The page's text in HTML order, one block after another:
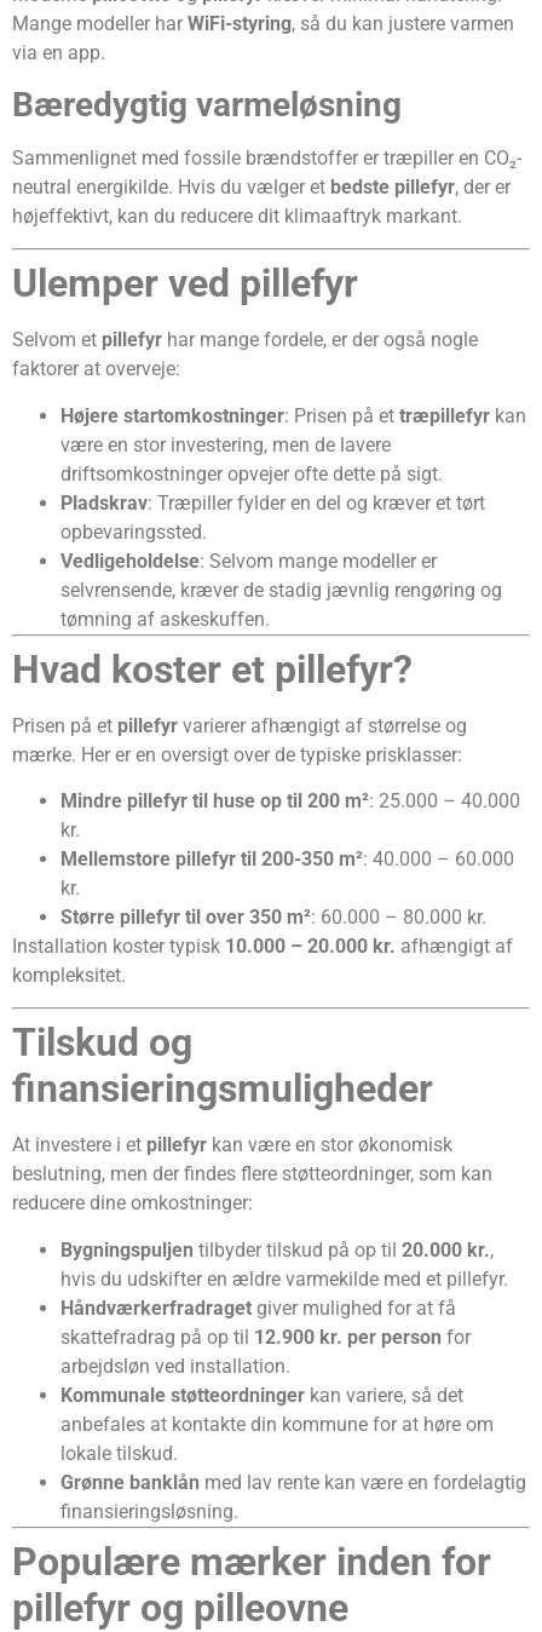
Mange modeller har WiFi-styring, så du kan justere varmen
via en app.
Bæredygtig varmeløsning
Sammenlignet med fossile brændstoffer er træpiller en CO₂-
neutral energikilde. Hvis du vælger et bedste pillefyr, der er
højeffektivt, kan du reducere dit klimaaftryk markant.
Ulemper ved pillefyr
Selvom et pillefyr har mange fordele, er der også nogle
faktorer at overveje:
Højere startomkostninger: Prisen på et træpillefyr kan
være en stor investering, men de lavere
driftsomkostninger opvejer ofte dette på sigt.
Pladskrav: Træpiller fylder en del og kræver et tørt
opbevaringssted.
Vedligeholdelse: Selvom mange modeller er
selvrensende, kræver de stadig jævnlig rengøring og
tømning af askeskuffen.
Hvad koster et pillefyr?
Prisen på et pillefyr varierer afhængigt af størrelse og
mærke. Her er en oversigt over de typiske prisklasser:
Mindre pillefyr til huse op til 200 m²: 25.000 – 40.000
kr.
Mellemstore pillefyr til 200-350 m²: 40.000 – 60.000
kr.
Større pillefyr til over 350 m²: 60.000 – 80.000 kr.
Installation koster typisk 10.000 – 20.000 kr. afhængigt af
kompleksitet.
Tilskud og
finansieringsmuligheder
At investere i et pillefyr kan være en stor økonomisk
beslutning, men der findes flere støtteordninger, som kan
reducere dine omkostninger:
Bygningspuljen tilbyder tilskud på op til 20.000 kr.,
hvis du udskifter en ældre varmekilde med et pillefyr.
Håndværkerfradraget giver mulighed for at få
skattefradrag på op til 12.900 kr. per person for
arbejdsløn ved installation.
Kommunale støtteordninger kan variere, så det
anbefales at kontakte din kommune for at høre om
lokale tilskud.
Grønne banklån med lav rente kan være en fordelagtig
finansieringsløsning.
Populære mærker inden for
pillefyr og pilleovne